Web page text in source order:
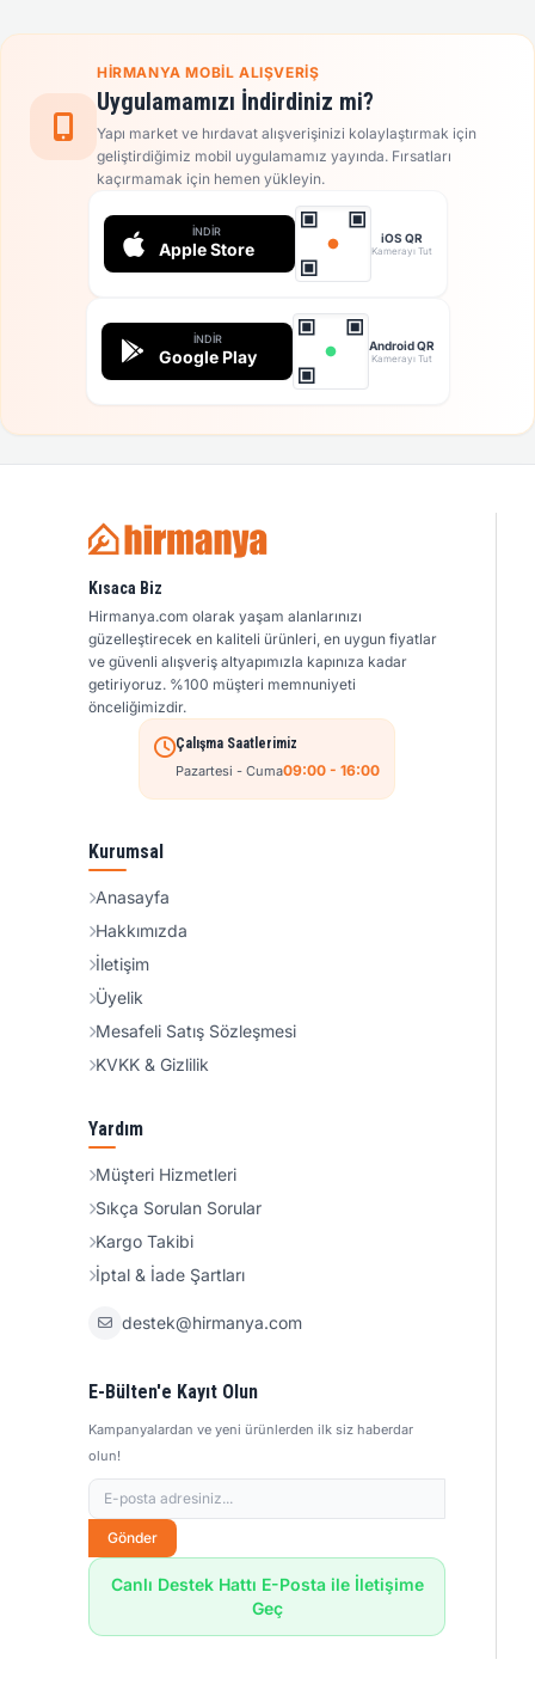
HIRMANYA MOBIL ALIŞVERIŞ
Uygulamamızı İndirdiniz mi?
Yapı market ve hırdavat alışverişinizi kolaylaştırmak için
geliştirdiğimiz mobil uygulamamız yayında. Fırsatları
kaçırmamak için hemen yükleyin.
İNDIR
Apple Store
iOS QR
Kamerayı Tut
İNDIR
Google Play
Android QR
Kamerayı Tut
Kısaca Biz
Hirmanya.com olarak yaşam alanlarınızı
güzelleştirecek en kaliteli ürünleri, en uygun fiyatlar
ve güvenli alışveriş altyapımızla kapınıza kadar
getiriyoruz. %100 müşteri memnuniyeti
önceliğimizdir.
Çalışma Saatlerimiz
Pazartesi - Cuma09:00 - 16:00
Kurumsal
Anasayfa
Hakkımızda
İletişim
Üyelik
Mesafeli Satış Sözleşmesi
KVKK & Gizlilik
Yardım
Müşteri Hizmetleri
Sıkça Sorulan Sorular
Kargo Takibi
İptal & İade Şartları
destek@hirmanya.com
E-Bülten'e Kayıt Olun
Kampanyalardan ve yeni ürünlerden ilk siz haberdar
olun!
Gönder
Canlı Destek Hattı E-Posta ile İletişime
Geç